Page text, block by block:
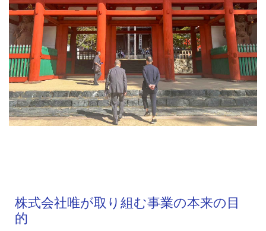
株式会社唯が取り組む事業の本来の目
的